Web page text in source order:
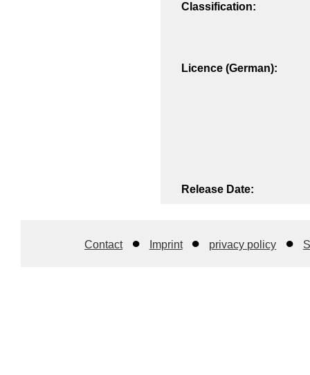
Classification:
Licence (German):
Release Date:
Contact Imprint privacy policy